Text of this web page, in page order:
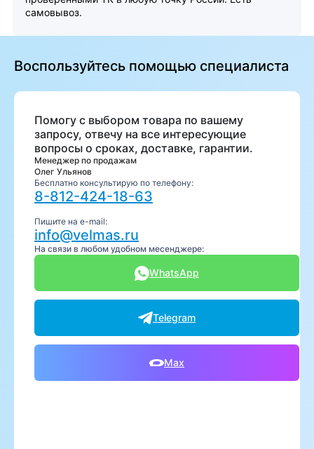
самовывоз.
Воспользуйтесь помощью специалиста
Помогу с выбором товара по вашему
запросу, отвечу на все интересующие
вопросы о сроках, доставке, гарантии.
Менеджер по продажам
Олег Ульянов
Бесплатно консультирую по телефону:
8-812-424-18-63
Пишите на e-mail:
info@velmas.ru
На связи в любом удобном месенджере:
WhatsApp
Telegram
Max